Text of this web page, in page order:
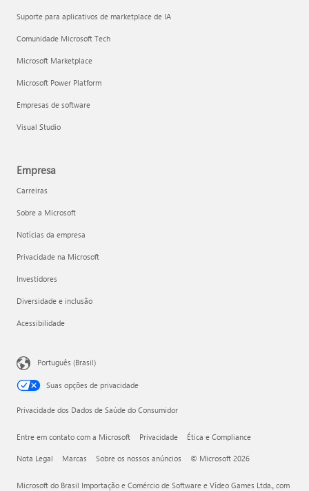
Suporte para aplicativos de marketplace de IA
Comunidade Microsoft Tech
Microsoft Marketplace
Microsoft Power Platform
Empresas de software
Visual Studio
Empresa
Carreiras
Sobre a Microsoft
Notícias da empresa
Privacidade na Microsoft
Investidores
Diversidade e inclusão
Acessibilidade
Português (Brasil)
Suas opções de privacidade
Privacidade dos Dados de Saúde do Consumidor
Entre em contato com a Microsoft Privacidade Ética e Compliance
Nota Legal Marcas Sobre os nossos anúncios © Microsoft 2026
Microsoft do Brasil Importação e Comércio de Software e Vídeo Games Ltda., com